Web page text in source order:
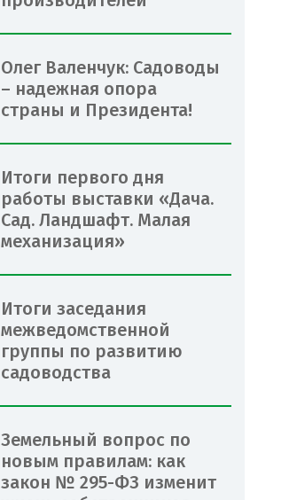
Олег Валенчук: Садоводы
– надежная опора
страны и Президента!
Итоги первого дня
работы выставки «Дача.
Сад. Ландшафт. Малая
механизация»
Итоги заседания
межведомственной
группы по развитию
садоводства
Земельный вопрос по
новым правилам: как
закон № 295-ФЗ изменит